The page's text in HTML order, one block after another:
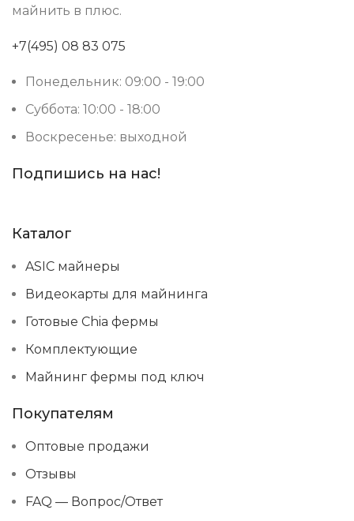
майнить в плюс.
+7(495) 08 83 075
Понедельник: 09:00 - 19:00
Суббота: 10:00 - 18:00
Воскресенье: выходной
Подпишись на нас!
Каталог
ASIC майнеры
Видеокарты для майнинга
Готовые Chia фермы
Комплектующие
Майнинг фермы под ключ
Покупателям
Оптовые продажи
Отзывы
FAQ — Вопрос/Ответ